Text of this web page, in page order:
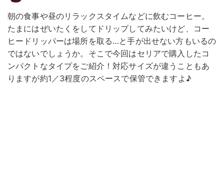
朝の食事や昼のリラックスタイムなどに飲むコーヒー。
たまにはぜいたくをしてドリップしてみたいけど、コー
ヒードリッパーは場所を取る…と手が出せない方もいるの
ではないでしょうか。そこで今回はセリアで購入したコ
ンパクトなタイプをご紹介！対応サイズが違うこともあ
りますが約1／3程度のスペースで保管できますよ♪